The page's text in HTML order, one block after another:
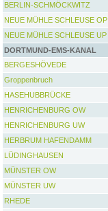
BERLIN-SCHMÖCKWITZ
NEUE MÜHLE SCHLEUSE OP
NEUE MÜHLE SCHLEUSE UP
DORTMUND-EMS-KANAL
BERGESHÖVEDE
Groppenbruch
HASEHUBBRÜCKE
HENRICHENBURG OW
HENRICHENBURG UW
HERBRUM HAFENDAMM
LÜDINGHAUSEN
MÜNSTER OW
MÜNSTER UW
RHEDE